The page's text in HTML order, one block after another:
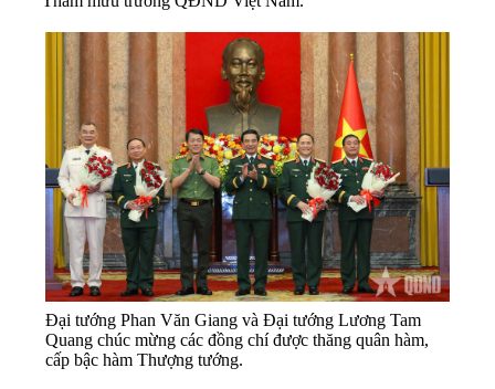
Đại tướng Phan Văn Giang và Đại tướng Lương Tam
Quang chúc mừng các đồng chí được thăng quân hàm,
cấp bậc hàm Thượng tướng.